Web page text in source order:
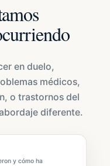
en duelo,
médicos,
o trastornos del
diferente.
y cómo ha